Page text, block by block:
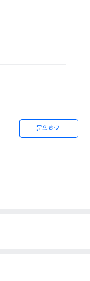
문의하기